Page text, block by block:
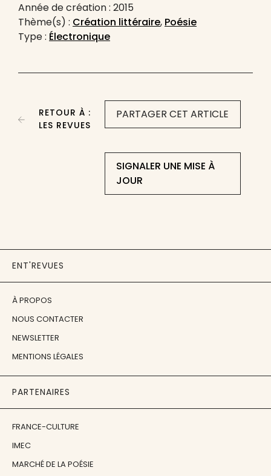
Année de création : 2015
Thème(s) : Création littéraire, Poésie
Type : Électronique
PARTAGER CET ARTICLE
SIGNALER UNE MISE À
JOUR
RETOUR À :
LES REVUES
ENT'REVUES
À PROPOS
NOUS CONTACTER
NEWSLETTER
MENTIONS LÉGALES
PARTENAIRES
FRANCE-CULTURE
IMEC
MARCHÉ DE LA POÉSIE